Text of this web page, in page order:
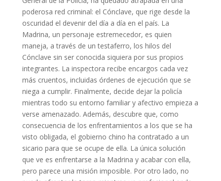
poderosa red criminal: el Cónclave, que rige desde la
oscuridad el devenir del día a día en el país. La
Madrina, un personaje estremecedor, es quien
maneja, a través de un testaferro, los hilos del
Cónclave sin ser conocida siquiera por sus propios
integrantes. La inspectora recibe encargos cada vez
más cruentos, incluidas órdenes de ejecución que se
niega a cumplir. Finalmente, decide dejar la policía
mientras todo su entorno familiar y afectivo empieza a
verse amenazado. Además, descubre que, como
consecuencia de los enfrentamientos a los que se ha
visto obligada, el gobierno chino ha contratado a un
sicario para que se ocupe de ella. La única solución
que ve es enfrentarse a la Madrina y acabar con ella,
pero parece una misión imposible. Por otro lado, no